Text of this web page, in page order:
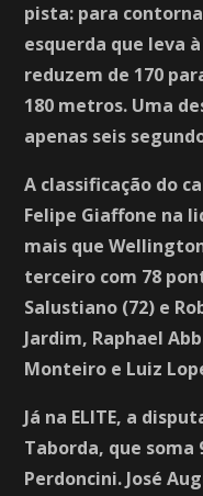
pista: para
esquerda que leva
reduzem de 170
180 metros. Uma
apenas seis
A classificação do
Felipe Giaffone na
mais que
terceiro com 78
Salustiano (72) e
Jardim, Raphael
Monteiro e Luiz
Já na ELITE, a
Taborda, que soma
Perdoncini. José